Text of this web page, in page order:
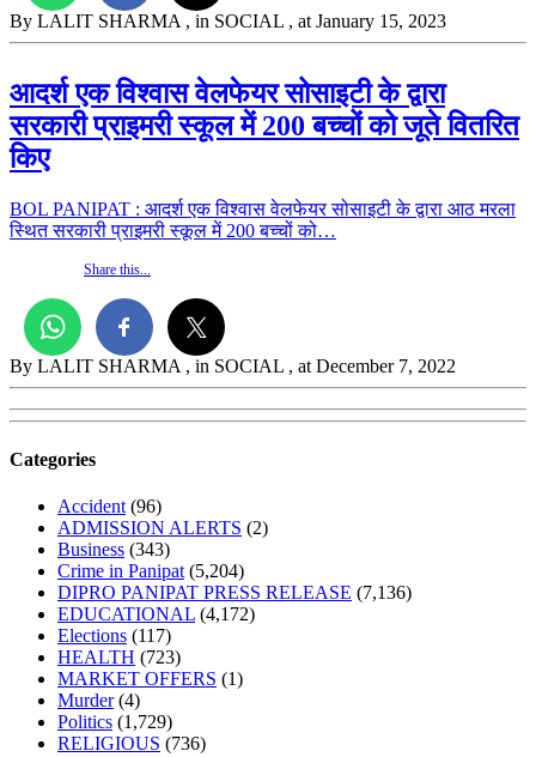
By LALIT SHARMA , in SOCIAL , at January 15, 2023
आदर्श एक विश्वास वेलफेयर सोसाइटी के द्वारा
सरकारी प्राइमरी स्कूल में 200 बच्चों को जूते वितरित
किए
BOL PANIPAT : आदर्श एक विश्वास वेलफेयर सोसाइटी के द्वारा आठ मरला
स्थित सरकारी प्राइमरी स्कूल में 200 बच्चों को…
Share this...
By LALIT SHARMA , in SOCIAL , at December 7, 2022
Categories
Accident (96)
ADMISSION ALERTS (2)
Business (343)
Crime in Panipat (5,204)
DIPRO PANIPAT PRESS RELEASE (7,136)
EDUCATIONAL (4,172)
Elections (117)
HEALTH (723)
MARKET OFFERS (1)
Murder(4)
Politics (1,729)
RELIGIOUS (736)